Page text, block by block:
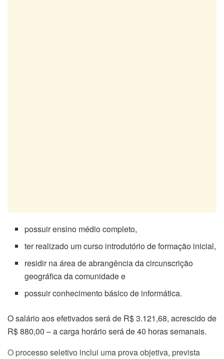
possuir ensino médio completo,
ter realizado um curso introdutório de formação inicial,
residir na área de abrangência da circunscrição
geográfica da comunidade e
possuir conhecimento básico de informática.
O salário aos efetivados será de R$ 3.121,68, acrescido de
R$ 880,00 – a carga horário será de 40 horas semanais.
O processo seletivo inclui uma prova objetiva, prevista